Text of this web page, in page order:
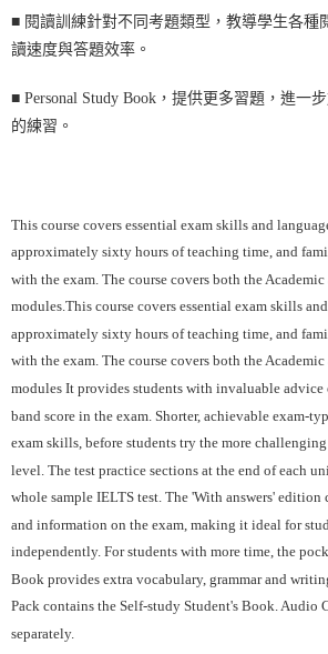
■ 閱讀訓練針對不同考題類型，教導學生各種
讀速度與答題效率。
■ Personal Study Book，提供更多習題，進一
的練習。
This course covers essential exam skills and
approximately sixty hours of teaching time, and
with the exam. The course covers both the
modules.This course covers essential exam skills
approximately sixty hours of teaching time, and
with the exam. The course covers both the
modules It provides students with invaluable
band score in the exam. Shorter, achievable exam-
exam skills, before students try the more
level. The test practice sections at the end of each
whole sample IELTS test. The 'With answers'
and information on the exam, making it ideal for
independently. For students with more time, the
Book provides extra vocabulary, grammar and
Pack contains the Self-study Student's Book. Audio
separately.